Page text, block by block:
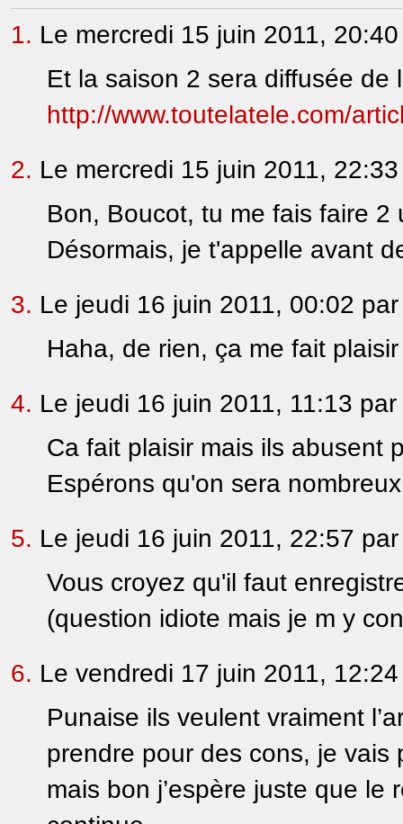
1. Le mercredi 15 juin 2011,
Et la saison 2 sera diffusée
http://www.toutelatele.com/
2. Le mercredi 15 juin 2011,
Bon, Boucot, tu me fais faire
Désormais, je t'appelle avant
3. Le jeudi 16 juin 2011, 00:02
Haha, de rien, ça me fait
4. Le jeudi 16 juin 2011, 11:13 par
Ca fait plaisir mais ils abusent
Espérons qu'on sera
5. Le jeudi 16 juin 2011, 22:57
Vous croyez qu'il faut
(question idiote mais je m y
6. Le vendredi 17 juin 2011,
Punaise ils veulent vraiment
prendre pour des cons, je
mais bon j’espère juste que